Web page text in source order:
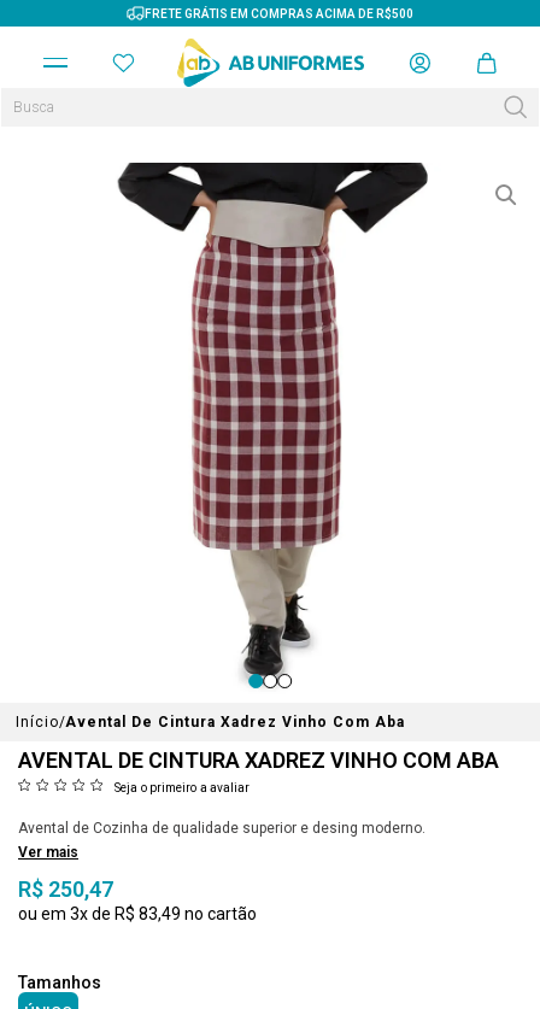
FRETE GRÁTIS EM COMPRAS ACIMA DE R$500
Início Avental De Cintura Xadrez Vinho Com Aba
AVENTAL DE CINTURA XADREZ VINHO COM ABA
Seja o primeiro a avaliar
Avental de Cozinha de qualidade superior e desing moderno.
Ver mais
R$ 250,47
3x R$ 83,49